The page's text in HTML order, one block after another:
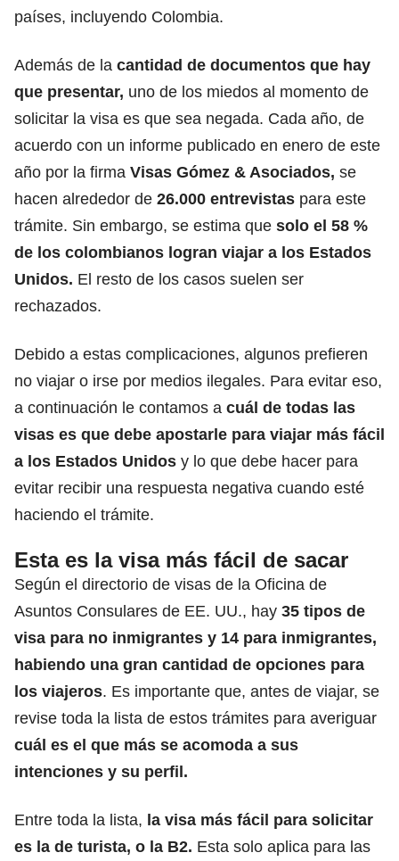
países, incluyendo Colombia.
Además de la cantidad de documentos que hay
que presentar, uno de los miedos al momento de
solicitar la visa es que sea negada. Cada año, de
acuerdo con un informe publicado en enero de este
año por la firma Visas Gómez & Asociados, se
hacen alrededor de 26.000 entrevistas para este
trámite. Sin embargo, se estima que solo el 58 %
de los colombianos logran viajar a los Estados
Unidos. El resto de los casos suelen ser
rechazados.
Debido a estas complicaciones, algunos prefieren
no viajar o irse por medios ilegales. Para evitar eso,
a continuación le contamos a cuál de todas las
visas es que debe apostarle para viajar más fácil
a los Estados Unidos y lo que debe hacer para
evitar recibir una respuesta negativa cuando esté
haciendo el trámite.
Esta es la visa más fácil de sacar
Según el directorio de visas de la Oficina de
Asuntos Consulares de EE. UU., hay 35 tipos de
visa para no inmigrantes y 14 para inmigrantes,
habiendo una gran cantidad de opciones para
los viajeros. Es importante que, antes de viajar, se
revise toda la lista de estos trámites para averiguar
cuál es el que más se acomoda a sus
intenciones y su perfil.
Entre toda la lista, la visa más fácil para solicitar
es la de turista, o la B2. Esta solo aplica para las